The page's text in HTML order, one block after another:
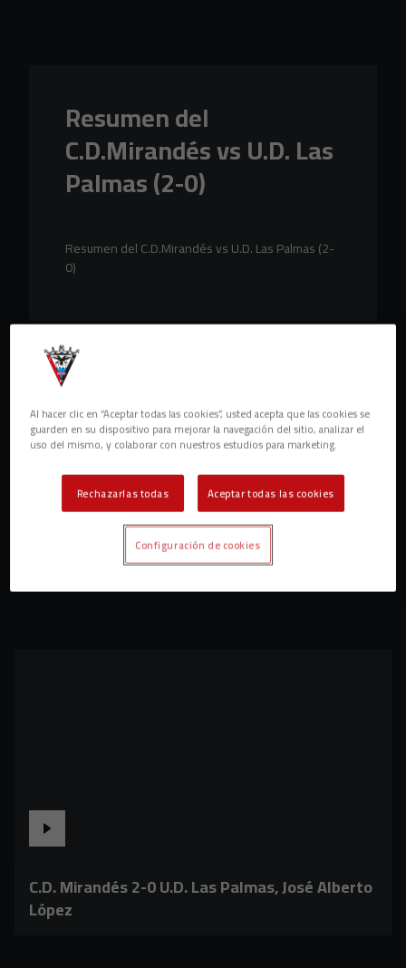
Resumen del
C.D.Mirandés vs U.D. Las
Palmas (2-0)
Resumen del C.D.Mirandés vs U.D. Las Palmas (2-
0)
C.D. Mirandés 2-0 U.D. Las Palmas, José Alberto
López
Al hacer clic en “Aceptar todas las cookies”, usted acepta que las cookies se
guarden en su dispositivo para mejorar la navegación del sitio, analizar el
uso del mismo, y colaborar con nuestros estudios para marketing.
Rechazarlas todas Aceptar todas las cookies
Configuración de cookies